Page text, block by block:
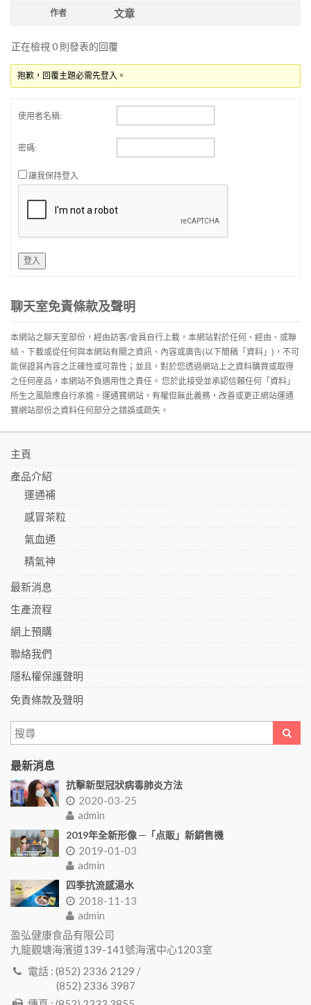
作者 文章
正在檢視 0 則發表的回覆
抱歉，回覆主題必需先登入。
使用者名稱:
密碼:
讓我保持登入
登入
聊天室免責條款及聲明
本網站之聊天室部份，經由訪客/會員自行上載，本網站對於任何、經由、或聯
結、下載或從任何與本網站有關之資訊、內容或廣告(以下簡稱「資料」)，不可
能保證其內容之正確性或可靠性；並且，對於您透過網站上之資料購買或取得
之任何産品，本網站不負適用性之責任。 您於此接受並承認信賴任何「資料」
所生之風險應自行承擔。運通寶網站，有權但無此義務，改善或更正網站運通
寶網站部份之資料任何部分之錯誤或疏失。
主頁
產品介紹
運通補
感冒茶粒
氣血通
精氣神
最新消息
生產流程
網上預購
聯絡我們
隱私權保護聲明
免責條款及聲明
最新消息
抗擊新型冠狀病毒肺炎方法
2020-03-25
admin
2019年全新形像 ─「点販」新銷售機
2019-01-03
admin
四季抗流感湯水
2018-11-13
admin
盈弘健康食品有限公司
九龍觀塘海濱道139-141號海濱中心1203室
電話 : (852) 2336 2129 /
(852) 2336 3987